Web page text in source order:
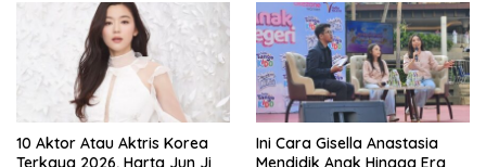
10 Aktor Atau Aktris Korea
Terkaya 2026, Harta Jun Ji
Ini Cara Gisella Anastasia
Mendidik Anak Hingga Era